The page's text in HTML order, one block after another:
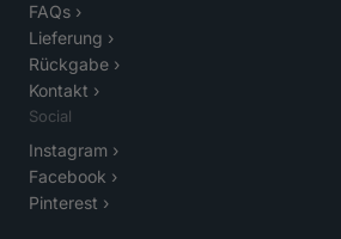
FAQs ›
Lieferung ›
Rückgabe ›
Kontakt ›
Social
Instagram ›
Facebook ›
Pinterest ›